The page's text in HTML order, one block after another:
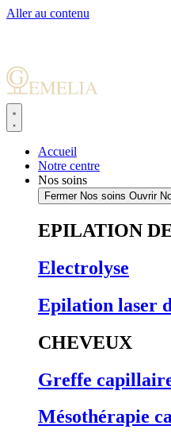
Aller au contenu
Accueil
Notre centre
Nos soins
Fermer Nos soins Ouvrir
EPILATION
Electrolyse
Epilation laser
CHEVEUX
Greffe
Mésothérapie